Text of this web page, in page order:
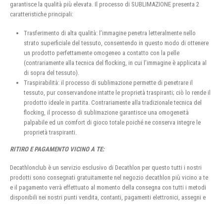
garantisce la qualità più elevata. Il processo di SUBLIMAZIONE presenta 2
caratteristiche principali:
Trasferimento di alta qualità: l’immagine penetra letteralmente nello
strato superficiale del tessuto, consentendo in questo modo di ottenere
un prodotto perfettamente omogeneo a contatto con la pelle
(contrariamente alla tecnica del flocking, in cui l’immagine è applicata al
di sopra del tessuto).
Traspirabilità: il processo di sublimazione permette di penetrare il
tessuto, pur conservandone intatte le proprietà traspiranti; ciò lo rende il
prodotto ideale in partita. Contrariamente alla tradizionale tecnica del
flocking, il processo di sublimazione garantisce una omogeneità
palpabile ed un comfort di gioco totale poiché ne conserva integre le
proprietà traspiranti.
RITIRO E PAGAMENTO VICINO A TE:
Decathlonclub è un servizio esclusivo di Decathlon per questo tutti i nostri
prodotti sono consegnati gratuitamente nel negozio decathlon più vicino a te
e il pagamento verrà effettuato al momento della consegna con tutti i metodi
disponibili nei nostri punti vendita, contanti, pagamenti elettronici, assegni e